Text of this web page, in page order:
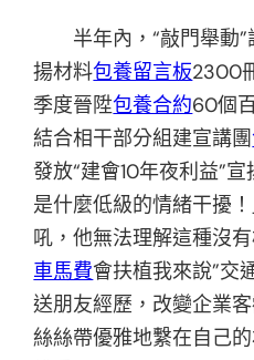
半年內，“敲門舉動
揚材料包養留言板2300
季度晉陞包養合約60個
結合相干部分組建宣講團
發放“建會10年夜利益”
是什麼低級的情緒干擾
吼，他無法理解這種沒
車馬費會扶植我來說”交
送朋友經歷，改變企業
絲絲帶優雅地繫在自己